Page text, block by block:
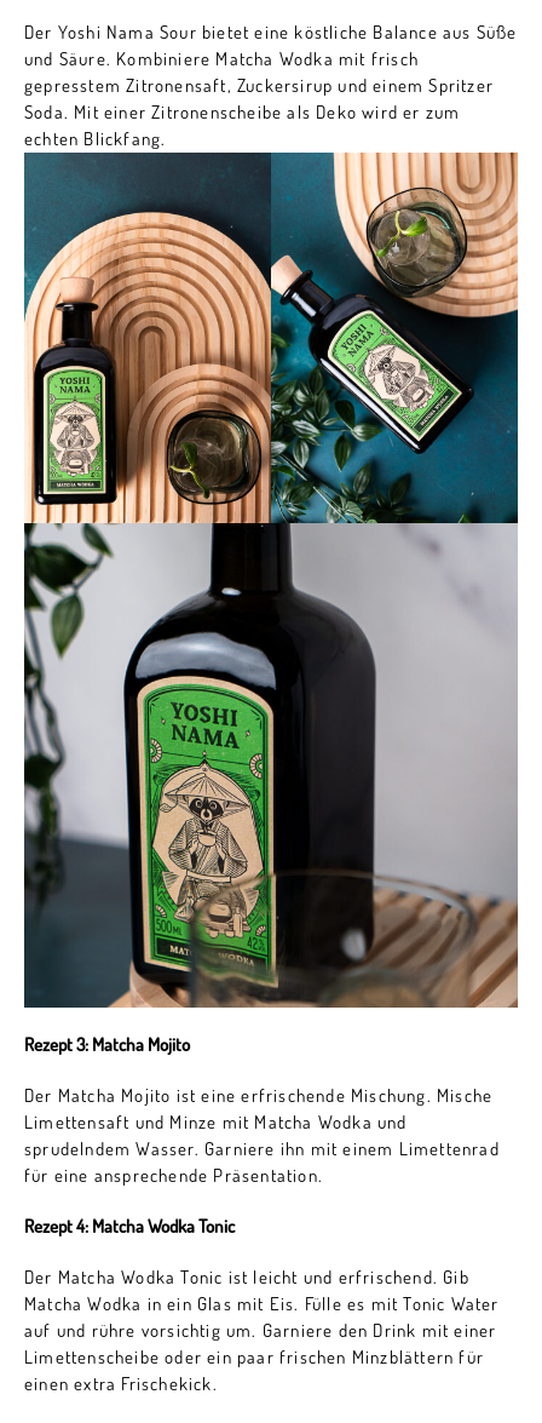
Der Yoshi Nama Sour bietet eine köstliche Balance aus Süße
und Säure. Kombiniere Matcha Wodka mit frisch
gepresstem Zitronensaft, Zuckersirup und einem Spritzer
Soda. Mit einer Zitronenscheibe als Deko wird er zum
echten Blickfang.
Rezept 3: Matcha Mojito
Der Matcha Mojito ist eine erfrischende Mischung. Mische
Limettensaft und Minze mit Matcha Wodka und
sprudelndem Wasser. Garniere ihn mit einem Limettenrad
für eine ansprechende Präsentation.
Rezept 4: Matcha Wodka Tonic
Der Matcha Wodka Tonic ist leicht und erfrischend. Gib
Matcha Wodka in ein Glas mit Eis. Fülle es mit Tonic Water
auf und rühre vorsichtig um. Garniere den Drink mit einer
Limettenscheibe oder ein paar frischen Minzblättern für
einen extra Frischekick.